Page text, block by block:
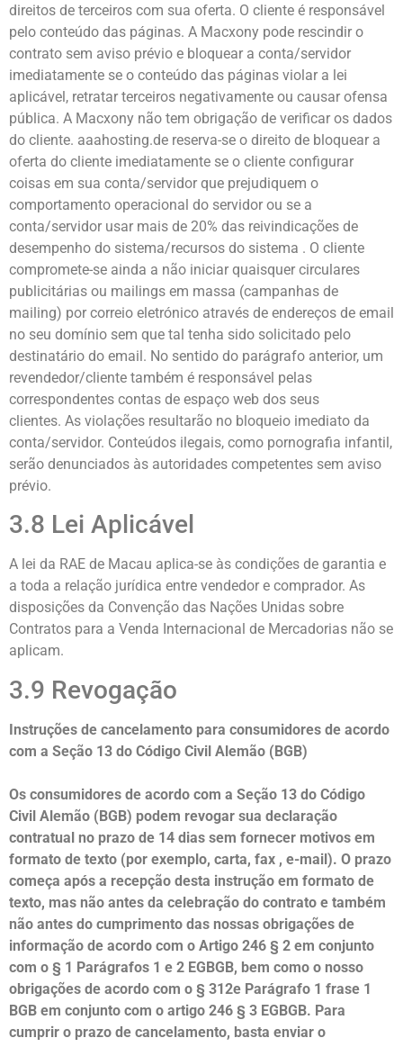
direitos de terceiros com sua oferta. O cliente é responsável
pelo conteúdo das páginas. A Macxony pode rescindir o
contrato sem aviso prévio e bloquear a conta/servidor
imediatamente se o conteúdo das páginas violar a lei
aplicável, retratar terceiros negativamente ou causar ofensa
pública. A Macxony não tem obrigação de verificar os dados
do cliente. aaahosting.de reserva-se o direito de bloquear a
oferta do cliente imediatamente se o cliente configurar
coisas em sua conta/servidor que prejudiquem o
comportamento operacional do servidor ou se a
conta/servidor usar mais de 20% das reivindicações de
desempenho do sistema/recursos do sistema . O cliente
compromete-se ainda a não iniciar quaisquer circulares
publicitárias ou mailings em massa (campanhas de
mailing) por correio eletrónico através de endereços de email
no seu domínio sem que tal tenha sido solicitado pelo
destinatário do email. No sentido do parágrafo anterior, um
revendedor/cliente também é responsável pelas
correspondentes contas de espaço web dos seus
clientes. As violações resultarão no bloqueio imediato da
conta/servidor. Conteúdos ilegais, como pornografia infantil,
serão denunciados às autoridades competentes sem aviso
prévio.
3.8 Lei Aplicável
A lei da RAE de Macau aplica-se às condições de garantia e
a toda a relação jurídica entre vendedor e comprador. As
disposições da Convenção das Nações Unidas sobre
Contratos para a Venda Internacional de Mercadorias não se
aplicam.
3.9 Revogação
Instruções de cancelamento para consumidores de acordo
com a Seção 13 do Código Civil Alemão (BGB)
Os consumidores de acordo com a Seção 13 do Código
Civil Alemão (BGB) podem revogar sua declaração
contratual no prazo de 14 dias sem fornecer motivos em
formato de texto (por exemplo, carta, fax , e-mail). O prazo
começa após a recepção desta instrução em formato de
texto, mas não antes da celebração do contrato e também
não antes do cumprimento das nossas obrigações de
informação de acordo com o Artigo 246 § 2 em conjunto
com o § 1 Parágrafos 1 e 2 EGBGB, bem como o nosso
obrigações de acordo com o § 312e Parágrafo 1 frase 1
BGB em conjunto com o artigo 246 § 3 EGBGB. Para
cumprir o prazo de cancelamento, basta enviar o